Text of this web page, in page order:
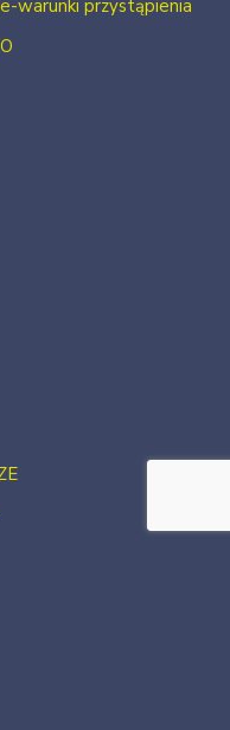
warunki przystąpienia